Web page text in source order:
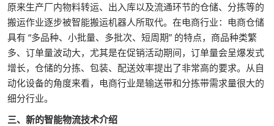
原来生产厂内物料转运、出入库以及流通环节的仓储、分拣等的
搬运作业逐步被智能搬运机器人所取代。在电商行业：电商仓储
具有 “多品种、小批量、多批次、短周期” 的特点，商品种类繁
多、订单量波动大，尤其是在促销活动期间，订单量会呈爆发式
增长，仓储的分拣、包装、配送效率提出了非常高的要求。从自
动化设备的角度来看，电商行业是输送带和分拣带需求量很大的
细分行业。
三、新的智能物流技术介绍